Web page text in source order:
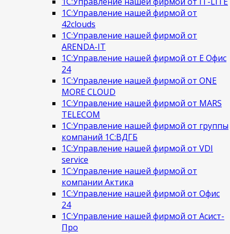
1С:Управление нашей фирмой от
42clouds
1С:Управление нашей фирмой от
ARENDA-IT
1С:Управление нашей фирмой от Е Офис
24
1С:Управление нашей фирмой от ONE
MORE CLOUD
1С:Управление нашей фирмой от MARS
TELECOM
1С:Управление нашей фирмой от группы
компаний 1С:ВДГБ
1С:Управление нашей фирмой от VDI
service
1С:Управление нашей фирмой от
компании Актика
1С:Управление нашей фирмой от Офис
24
1С:Управление нашей фирмой от Асист-
Про